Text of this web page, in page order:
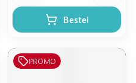
Bestel
PROMO